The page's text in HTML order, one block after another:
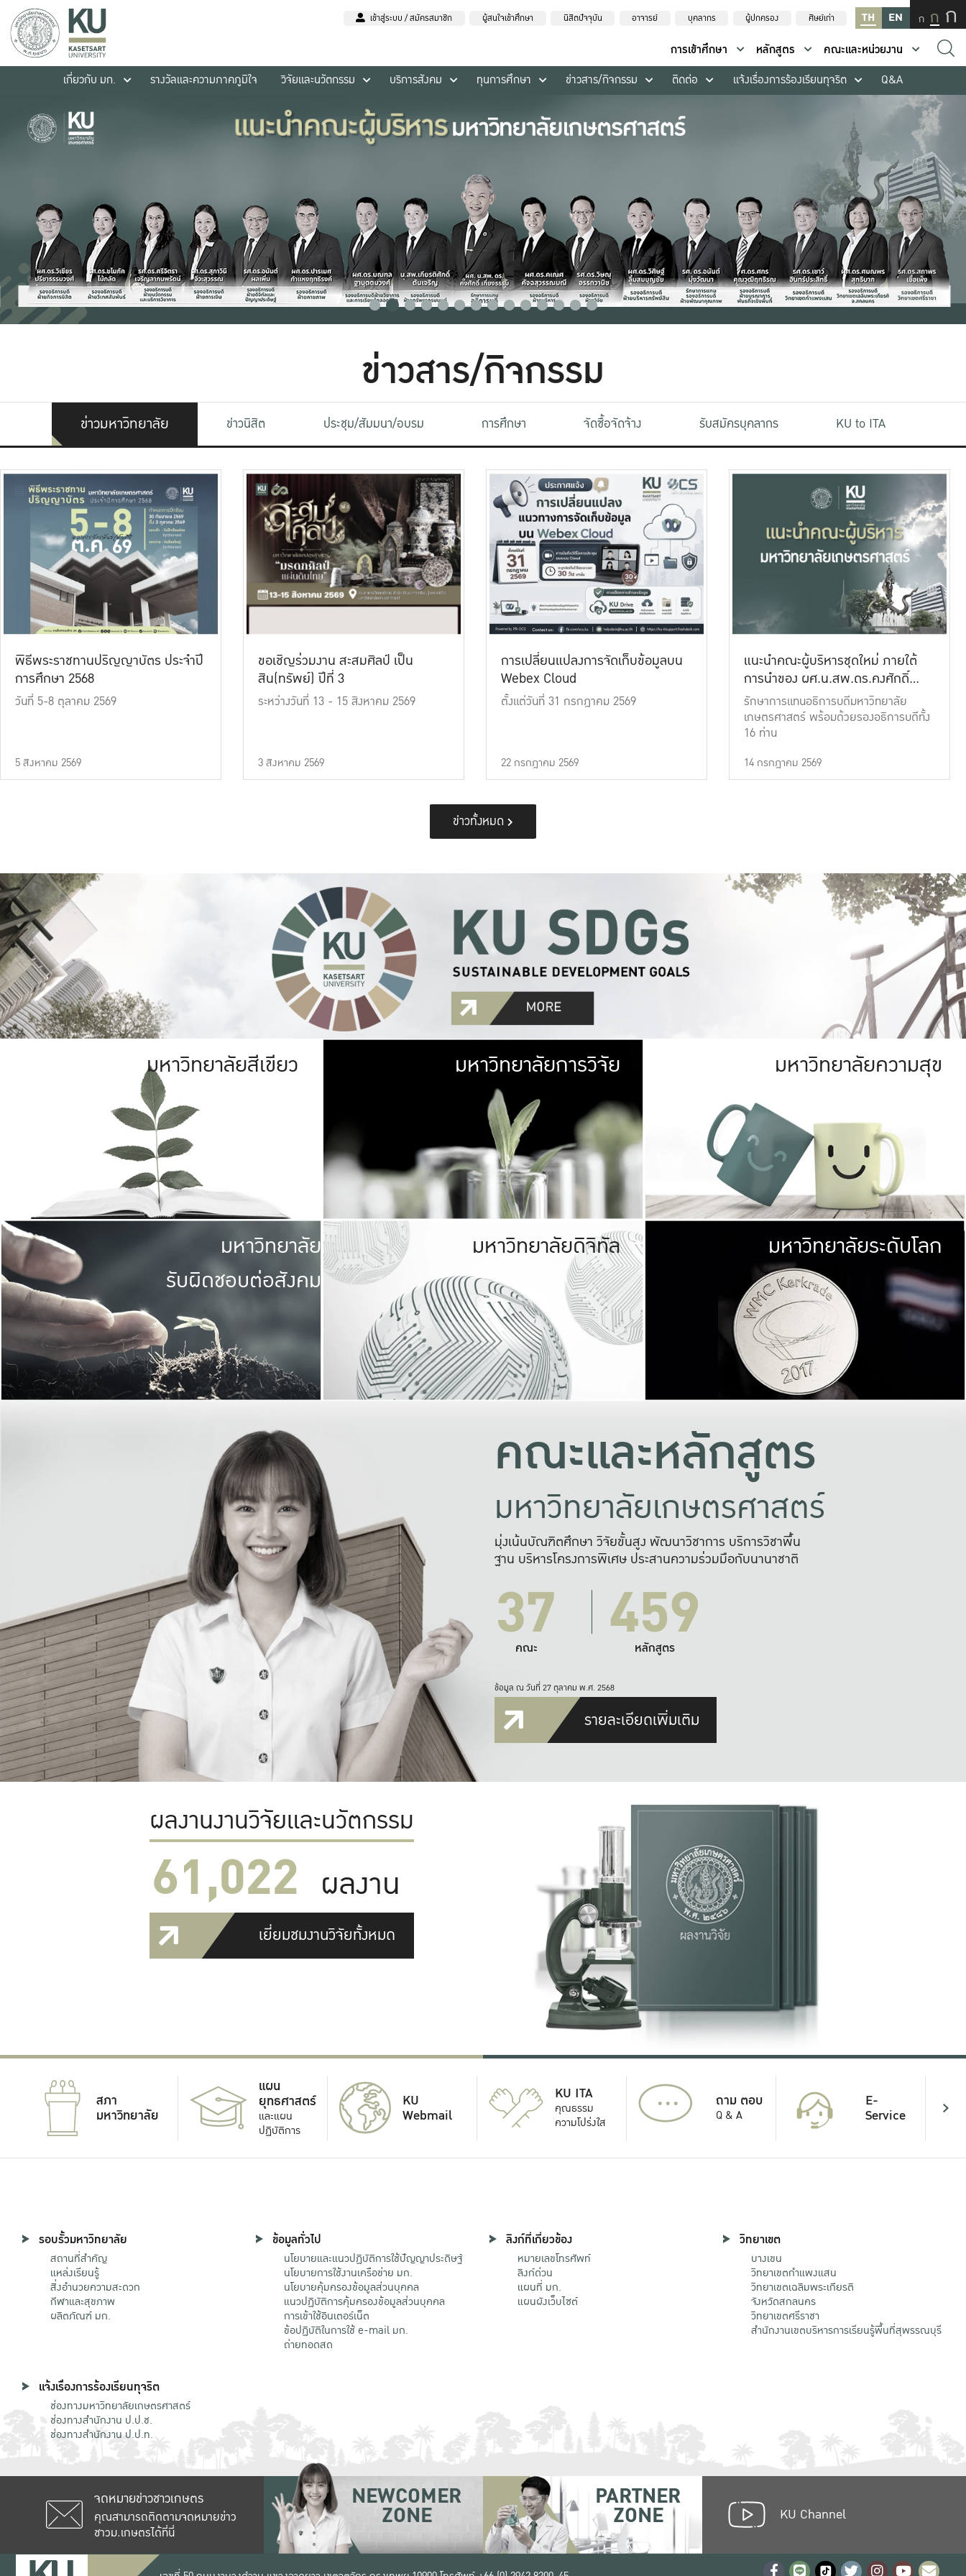
เข้าสู่ระบบ / สมัครสมาชิก ผู้สนใจเข้าศึกษา นิสิตปัจจุบัน อาจารย์ บุคลากร ผู้ปกครอง ศิษย์เก่า TH EN ก ก ก
การเข้าศึกษา หลักสูตร
คณะและหน่วยงาน
เกี่ยวกับ มก.
รางวัลและความภาคภูมิใจ วิจัยและนวัตกรรม บริการสังคม ทุนการศึกษา ข่าวสาร/กิจกรรม ติดต่อ แจ้งเรื่องการร้องเรียนทุจริต Q&A
ข่าวสาร/กิจกรรม
ข่าวมหาวิทยาลัย ข่าวนิสิต ประชุม/สัมมนา/อบรม การศึกษา จัดซื้อจัดจ้าง รับสมัครบุคลากร KU to ITA
พิธีพระราชทานปริญญาบัตร ประจำปี
การศึกษา 2568
วันที่ 5-8 ตุลาคม 2569
5 สิงหาคม 2569
ขอเชิญร่วมงาน สะสมศิลป์ เป็น
สิน(ทรัพย์) ปีที่ 3
ระหว่างวันที่ 13 - 15 สิงหาคม 2569
3 สิงหาคม 2569
การเปลี่ยนแปลงการจัดเก็บข้อมูลบน
Webex Cloud
ตั้งแต่วันที่ 31 กรกฎาคม 2569
22 กรกฎาคม 2569
แนะนำคณะผู้บริหารชุดใหม่ ภายใต้
การนำของ ผศ.น.สพ.ดร.คงศักดิ์
เที่ยงธรรม
รักษาการแทนอธิการบดีมหาวิทยาลัย
เกษตรศาสตร์ พร้อมด้วยรองอธิการบดีทั้ง
16 ท่าน
14 กรกฎาคม 2569
ข่าวทั้งหมด
มหาวิทยาลัยสีเขียว มหาวิทยาลัย
เกษตรศาสตร์ มีพื้นที่เขียวสดใส หนาแน่น
เป็นป่าในเมือง (URBAN FOREST)
เกษตรในเมือง (URBAN AGRICULTURE)
ที่นับรวมกันได้ประมาณ 1,400 ไร่
มหาวิทยาลัยการวิจัย มหาวิทยาลัย
ให้กับประชาชน
มหาวิทยาลัยความสุข
มหาวิทยาลัย
รับผิดชอบต่อสังคม
มหาวิทยาลัยรับผิดชอบต่อสังคม
ร่วมมือกับชุมชน เพื่อความกินดีอยู่ดี
และความสุขอย่างยั่งยืน
มองปัญหาในภาพกว้าง
แก้ไขจากปัญหาจุดเล็กๆ
มหาวิทยาลัยดิจิทัล มหาวิทยา
พร้อมที่จ
และผลักดันในการใช้ระบบส
เพื่อการทำงานแ
มหาวิทยาลัยระดับโลก
คณะและหลักสูตร
มหาวิทยาลัยเกษตรศาสตร์
มุ่งเน้นบัณฑิตศึกษา วิจัยขั้นสูง พัฒนาวิชาการ บริการวิชาพื้น
ฐาน บริหารโครงการพิเศษ ประสานความร่วมมือกับนานาชาติ
37
คณะ 459
หลักสูตร
ข้อมูล ณ วันที่ 27 ตุลาคม พ.ศ. 2568
รายละเอียดเพิ่มเติม
ผลงานงานวิจัยและนวัตกรรม
61,022 ผลงาน
เยี่ยมชมงานวิจัยทั้งหมด
สภา
มหาวิทยาลัย
แผน
ยุทธศาสตร์
และแผน
ปฏิบัติการ
KU
Webmail
KU ITA
คุณธรรม
ความโปร่งใส
... ถาม ตอบ
Q & A
E-
Service
รอบรั้วมหาวิทยาลัย
สถานที่สำคัญ
แหล่งเรียนรู้
สิ่งอำนวยความสะดวก
กีฬาและสุขภาพ
ผลิตภัณฑ์ มก.
ข้อมูลทั่วไป
นโยบายและแนวปฏิบัติการใช้ปัญญาประดิษฐ์
นโยบายการใช้งานเครือข่าย มก.
นโยบายคุ้มครองข้อมูลส่วนบุคคล
แนวปฏิบัติการคุ้มครองข้อมูลส่วนบุคคล
การเข้าใช้อินเตอร์เน็ต
ข้อปฏิบัติในการใช้ e-mail มก.
ถ่ายทอดสด
ลิงก์ที่เกี่ยวข้อง
หมายเลขโทรศัพท์
ลิงก์ด่วน
แผนที่ มก.
แผนผังเว็บไซต์
วิทยาเขต
บางเขน
วิทยาเขตกําแพงแสน
วิทยาเขตเฉลิมพระเกียรติ
จังหวัดสกลนคร
วิทยาเขตศรีราชา
สำนักงานเขตบริหารการเรียนรู้พื้นที่สุพรรณบุรี
แจ้งเรื่องการร้องเรียนทุจริต
ช่องทางมหาวิทยาลัยเกษตรศาสตร์
ช่องทางสำนักงาน ป.ป.ช.
ช่องทางสำนักงาน ป.ป.ท.
จดหมายข่าวชาวเกษตร
คุณสามารถติดตามจดหมายข่าว
ชาวม.เกษตรได้ที่นี่
NEWCOMER
ZONE
PARTNER
ZONE KU Channel